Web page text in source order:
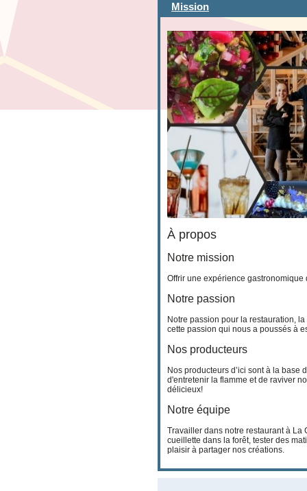
Mission
À propos
Notre mission
Offrir une expérience
Notre passion
Notre passion pour la restauration, la
cette passion qui nous a poussés à
Nos producteurs
Nos producteurs d’ici sont à la
d'entretenir la flamme et de raviver
délicieux!
Notre équipe
Travailler dans notre restaurant à La
cueillette dans la forêt, tester des
plaisir à partager nos créations.